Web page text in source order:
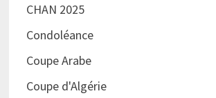
CHAN 2025
Condoléance
Coupe Arabe
Coupe d'Algérie